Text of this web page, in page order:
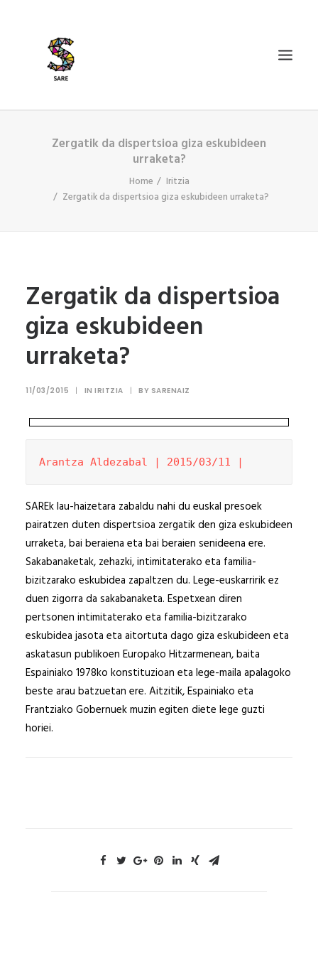
IZAN BIDEA
BAZKIDETU
SEARCH
Zergatik da dispertsioa giza eskubideen
urraketa?
Home
Iritzia
Zergatik da dispertsioa giza eskubideen urraketa?
Zergatik da dispertsioa
giza eskubideen
urraketa?
11/03/2015 | IN IRITZIA | BY SARENAIZ
Arantza Aldezabal | 2015/03/11 |
SAREk lau-haizetara zabaldu nahi du euskal presoek
pairatzen duten dispertsioa zergatik den giza eskubideen
urraketa, bai beraiena eta bai beraien senideena ere.
Sakabanaketak, zehazki, intimitaterako eta familia-
bizitzarako eskubidea zapaltzen du. Lege-euskarririk ez
duen zigorra da sakabanaketa. Espetxean diren
pertsonen intimitaterako eta familia-bizitzarako
eskubidea jasota eta aitortuta dago giza eskubideen eta
askatasun publikoen Europako Hitzarmenean, baita
Espainiako 1978ko konstituzioan eta lege-maila apalagoko
beste arau batzuetan ere. Aitzitik, Espainiako eta
Frantziako Gobernuek muzin egiten diete lege guzti
horiei.